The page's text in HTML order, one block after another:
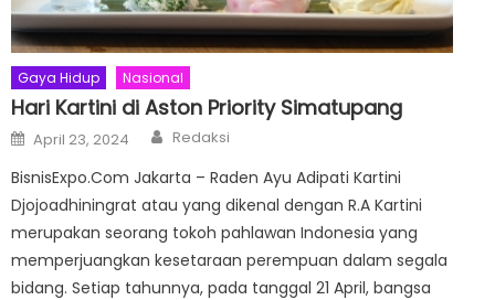
Gaya Hidup Nasional
Hari Kartini di Aston Priority Simatupang
Posted
on
April 23, 2024 Author
Redaksi
BisnisExpo.Com Jakarta – Raden Ayu Adipati Kartini
Djojoadhiningrat atau yang dikenal dengan R.A Kartini
merupakan seorang tokoh pahlawan Indonesia yang
memperjuangkan kesetaraan perempuan dalam segala
bidang. Setiap tahunnya, pada tanggal 21 April, bangsa